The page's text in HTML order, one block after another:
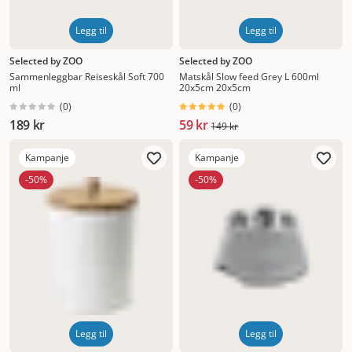
Legg til
Selected by ZOO
Sammenleggbar Reiseskål Soft 700
ml
(0)
189 kr
Legg til
Selected by ZOO
Matskål Slow feed Grey L 600ml
20x5cm 20x5cm
(0)
59 kr 149 kr
Kampanje
-50%
Legg til
Kampanje
-50%
Legg til